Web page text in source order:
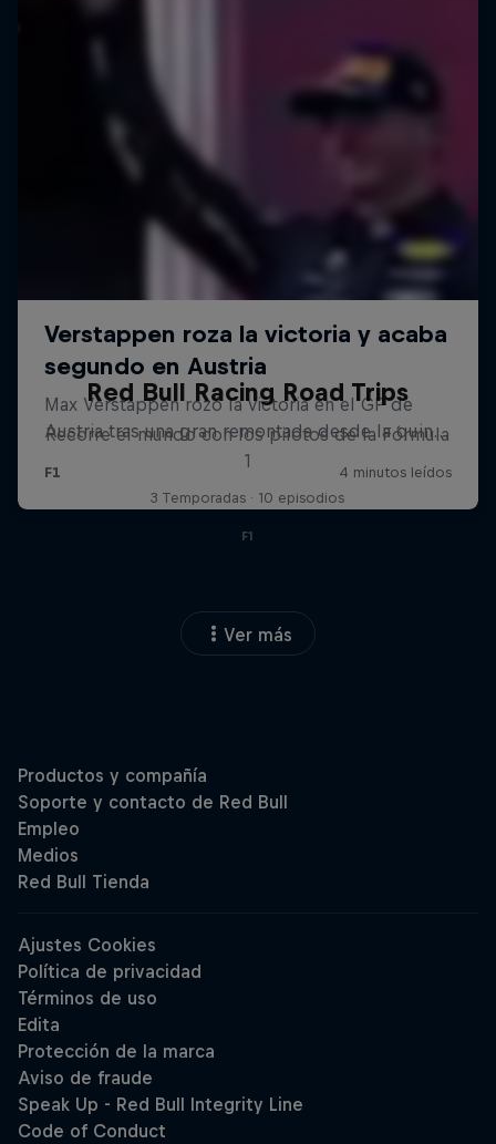
Red Bull Racing Road Trips
Recorre el mundo con los pilotos de la Fórmula
1
3 Temporadas · 10 episodios
F1
Ver más